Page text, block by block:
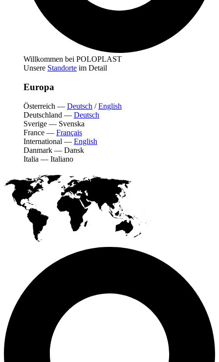
Willkommen bei POLOPLAST
Unsere Standorte im Detail
Europa
Österreich — Deutsch /English
Deutschland — Deutsch
Sverige — Svenska
France — Français
International — English
Danmark — Dansk
Italia — Italiano